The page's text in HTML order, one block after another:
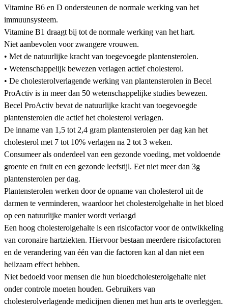
Vitamine B6 en D ondersteunen de normale werking van het
immuunsysteem.
Vitamine B1 draagt bij tot de normale werking van het hart.
Niet aanbevolen voor zwangere vrouwen.
• Met de natuurlijke kracht van toegevoegde plantensterolen.
• Wetenschappelijk bewezen verlagen actief cholesterol.
• De cholesterolverlagende werking van plantensterolen in Becel
ProActiv is in meer dan 50 wetenschappelijke studies bewezen.
Becel ProActiv bevat de natuurlijke kracht van toegevoegde
plantensterolen die actief het cholesterol verlagen.
De inname van 1,5 tot 2,4 gram plantensterolen per dag kan het
cholesterol met 7 tot 10% verlagen na 2 tot 3 weken.
Consumeer als onderdeel van een gezonde voeding, met voldoende
groente en fruit en een gezonde leefstijl. Eet niet meer dan 3g
plantensterolen per dag.
Plantensterolen werken door de opname van cholesterol uit de
darmen te verminderen, waardoor het cholesterolgehalte in het bloed
op een natuurlijke manier wordt verlaagd
Een hoog cholesterolgehalte is een risicofactor voor de ontwikkeling
van coronaire hartziekten. Hiervoor bestaan meerdere risicofactoren
en de verandering van één van die factoren kan al dan niet een
heilzaam effect hebben.
Niet bedoeld voor mensen die hun bloedcholesterolgehalte niet
onder controle moeten houden. Gebruikers van
cholesterolverlagende medicijnen dienen met hun arts te overleggen.